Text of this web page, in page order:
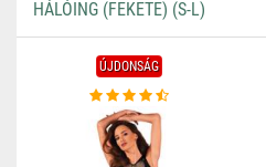
HÁLÓING (FEKETE) (S-L)
ÚJDONSÁG